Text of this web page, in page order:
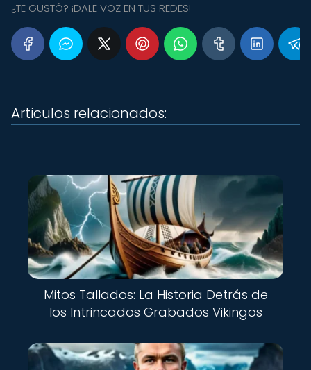
¿TE GUSTÓ? ¡DALE VOZ EN TUS REDES!
Articulos relacionados:
Mitos Tallados: La Historia Detrás de
los Intrincados Grabados Vikingos